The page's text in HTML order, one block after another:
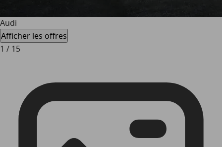
Audi
Afficher les offres
1 / 15